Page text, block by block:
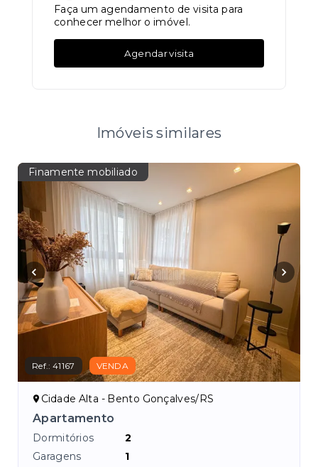
Faça um agendamento de visita para
conhecer melhor o imóvel.
Agendar visita
Imóveis similares
Finamente mobiliado
Ref.:41167 VENDA
Cidade Alta - Bento Gonçalves/RS
Apartamento
Dormitórios
2
Garagens
1